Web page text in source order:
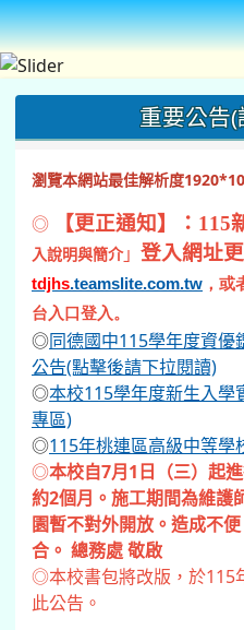
重要公告
瀏覽本網站最佳解析度
◎ 【更正通知】：115
入說明與簡介」 登入網址
tdjhs.teamslite.com.tw ，
台入口登入。
◎同德國中115學年度資
公告(點擊後請下拉閱讀)
◎本校115學年度新生入學
專區)
◎115年桃連區高級中等學
◎本校自7月1日（三）起
約2個月。施工期間為維護
園暫不對外開放。造成不
合。 總務處 敬啟
◎本校書包將改版，於115
此公告。